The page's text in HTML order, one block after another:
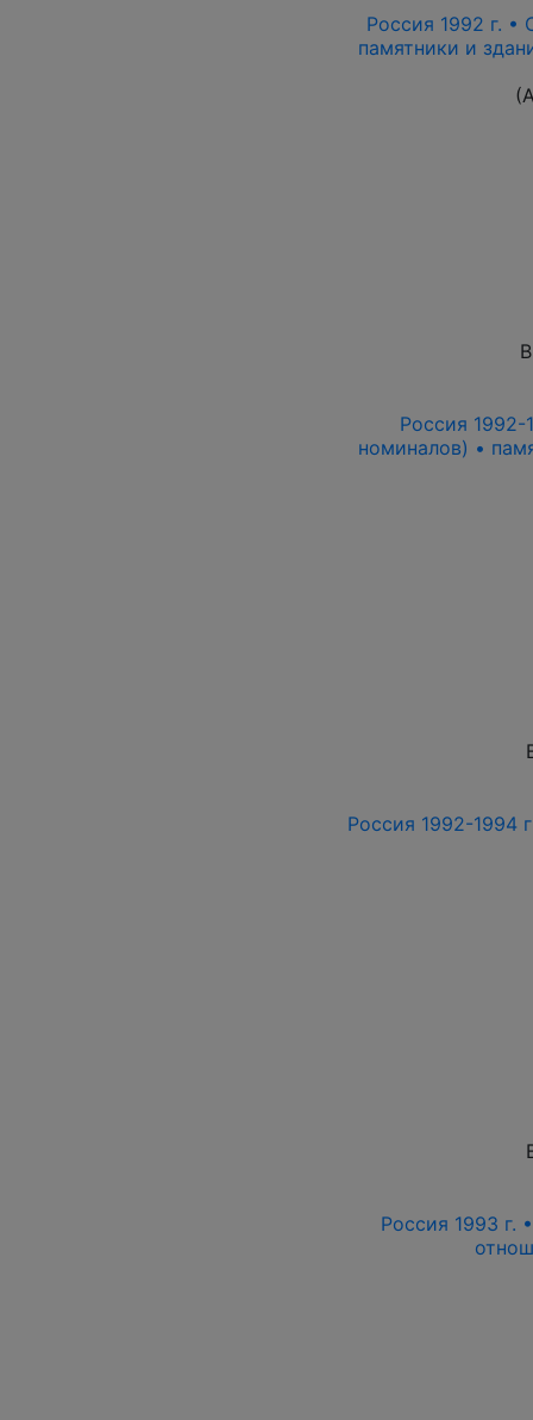
Россия 1992 г. •
памятники и
Россия 1992-
номиналов) •
Россия 1992-1994
Россия 1993 г.